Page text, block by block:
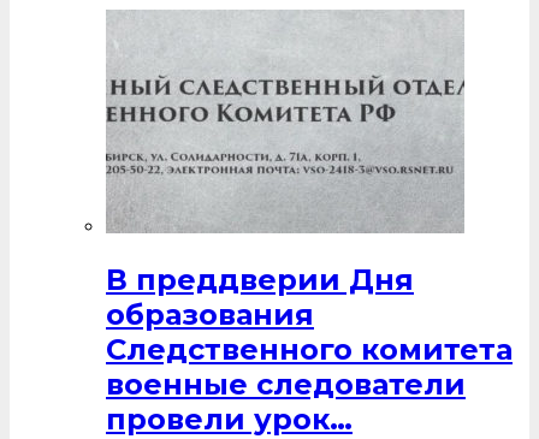
В преддверии Дня
образования
Следственного комитета
военные следователи
провели урок…